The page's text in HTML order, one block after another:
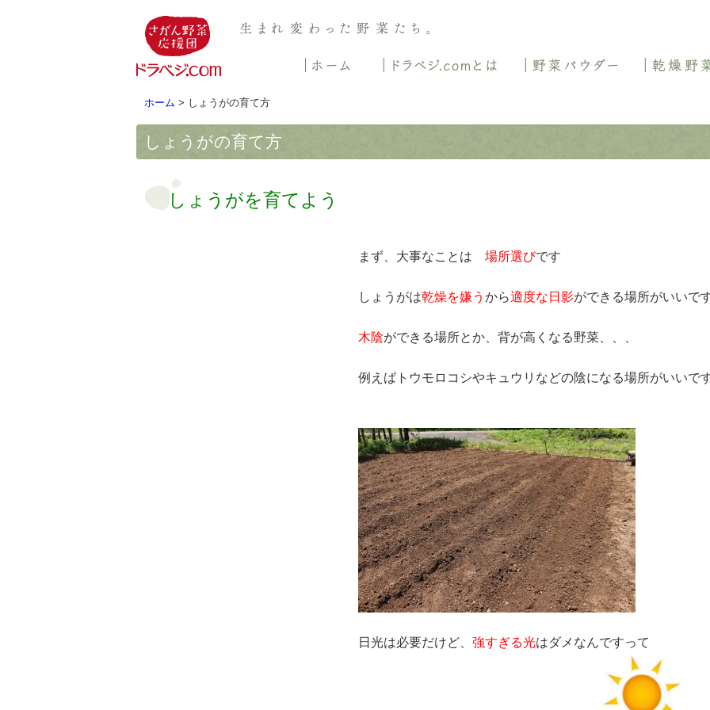
ホーム ドラベ
ホーム > しょうがの育て方
しょうがの育て方
しょうがを育てよう
まず、大事なことは 場所選びです
しょうがは乾燥を嫌う から適度な日影ができる場所がいいで
木陰ができる場所とか、背が高くなる野菜、、、
例えばトウモロコシやキュウリなどの陰になる場所がいいで
日光は必要だけど、 強すぎる光はダメなんですって